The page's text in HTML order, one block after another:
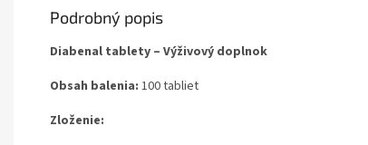
Podrobný popis
Diabenal tablety – Výživový doplnok
Obsah balenia: 100 tabliet
Zloženie: